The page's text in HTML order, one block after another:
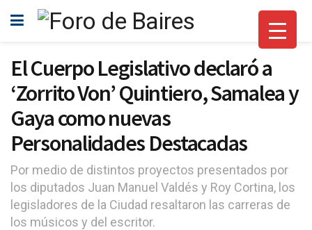
El Cuerpo Legislativo declaró a
‘Zorrito Von’ Quintiero, Samalea y
Gaya como nuevas
Personalidades Destacadas
Por medio de distintos proyectos presentados por
los diputados Juan Manuel Valdés y Roy Cortina, los
legisladores de la Ciudad resaltaron las carreras de
los músicos y del escritor.